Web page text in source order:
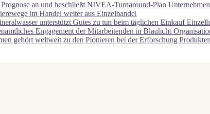
an und beschließt NIVEA-Turnaround-Plan Unternehmen
im Handel weiter aus Einzelhandel
unterstützt Gutes zu tun beim täglichen Einkauf
Engagement der Mitarbeitenden in Blaulicht-
gehört weltweit zu den Pionieren bei der Erforschung